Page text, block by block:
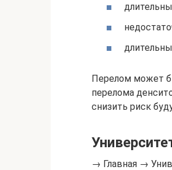
Перелом может
перелома
снизить риск
→ Главная →